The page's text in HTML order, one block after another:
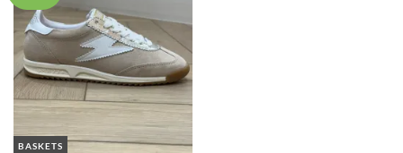
BASKETS